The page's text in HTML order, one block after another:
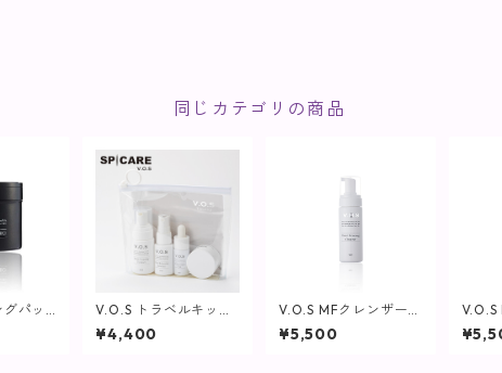
同じカテゴリの商品
パッ
】
V.O.S トラベルキット
(基礎4点セット)【SPI
CARE】
¥4,400
V.O.S MFクレンザー /
150ml【SPICARE】
¥5,500